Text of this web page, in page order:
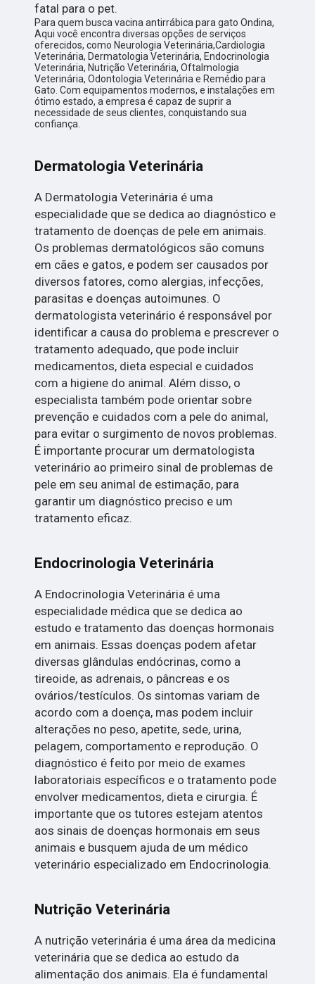
fatal para o pet.
Para quem busca vacina antirrábica para gato Ondina,
Aqui você encontra diversas opções de serviços
oferecidos, como Neurologia Veterinária,Cardiologia
Veterinária, Dermatologia Veterinária, Endocrinologia
Veterinária, Nutrição Veterinária, Oftalmologia
Veterinária, Odontologia Veterinária e Remédio para
Gato. Com equipamentos modernos, e instalações em
ótimo estado, a empresa é capaz de suprir a
necessidade de seus clientes, conquistando sua
confiança.
Dermatologia Veterinária
A Dermatologia Veterinária é uma
especialidade que se dedica ao diagnóstico e
tratamento de doenças de pele em animais.
Os problemas dermatológicos são comuns
em cães e gatos, e podem ser causados por
diversos fatores, como alergias, infecções,
parasitas e doenças autoimunes. O
dermatologista veterinário é responsável por
identificar a causa do problema e prescrever o
tratamento adequado, que pode incluir
medicamentos, dieta especial e cuidados
com a higiene do animal. Além disso, o
especialista também pode orientar sobre
prevenção e cuidados com a pele do animal,
para evitar o surgimento de novos problemas.
É importante procurar um dermatologista
veterinário ao primeiro sinal de problemas de
pele em seu animal de estimação, para
garantir um diagnóstico preciso e um
tratamento eficaz.
Endocrinologia Veterinária
A Endocrinologia Veterinária é uma
especialidade médica que se dedica ao
estudo e tratamento das doenças hormonais
em animais. Essas doenças podem afetar
diversas glândulas endócrinas, como a
tireoide, as adrenais, o pâncreas e os
ovários/testículos. Os sintomas variam de
acordo com a doença, mas podem incluir
alterações no peso, apetite, sede, urina,
pelagem, comportamento e reprodução. O
diagnóstico é feito por meio de exames
laboratoriais específicos e o tratamento pode
envolver medicamentos, dieta e cirurgia. É
importante que os tutores estejam atentos
aos sinais de doenças hormonais em seus
animais e busquem ajuda de um médico
veterinário especializado em Endocrinologia.
Nutrição Veterinária
A nutrição veterinária é uma área da medicina
veterinária que se dedica ao estudo da
alimentação dos animais. Ela é fundamental